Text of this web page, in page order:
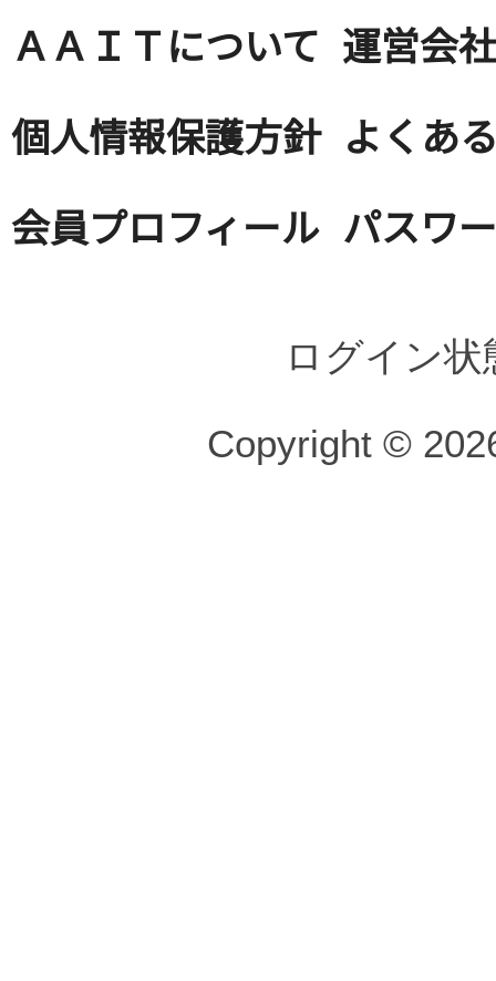
ＡＡＩＴについて 運営会社
個人情報保護方針 よくあ
会員プロフィール パスワ
ログイン
Copyright ©